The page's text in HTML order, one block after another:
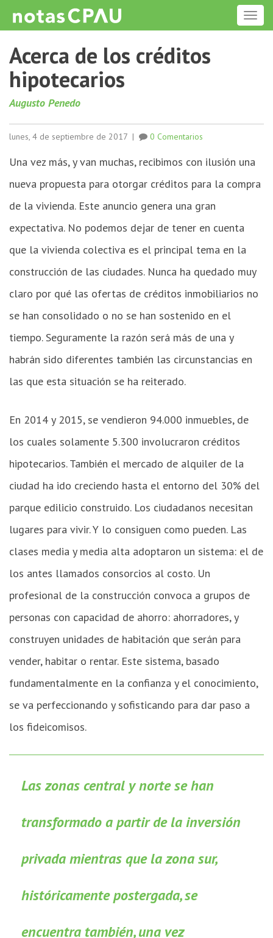
Acerca de los créditos
hipotecarios
Augusto Penedo
lunes, 4 de septiembre de 2017 | 0 Comentarios
Una vez más, y van muchas, recibimos con ilusión una
nueva propuesta para otorgar créditos para la compra
de la vivienda. Este anuncio genera una gran
expectativa. No podemos dejar de tener en cuenta
que la vivienda colectiva es el principal tema en la
construcción de las ciudades. Nunca ha quedado muy
claro por qué las ofertas de créditos inmobiliarios no
se han consolidado o no se han sostenido en el
tiempo. Seguramente la razón será más de una y
habrán sido diferentes también las circunstancias en
las que esta situación se ha reiterado.
En 2014 y 2015, se vendieron 94.000 inmuebles, de
los cuales solamente 5.300 involucraron créditos
hipotecarios. También el mercado de alquiler de la
ciudad ha ido creciendo hasta el entorno del 30% del
parque edilicio construido. Los ciudadanos necesitan
lugares para vivir. Y lo consiguen como pueden. Las
clases media y media alta adoptaron un sistema: el de
los antes llamados consorcios al costo. Un
profesional de la construcción convoca a grupos de
personas con capacidad de ahorro: ahorradores, y
construyen unidades de habitación que serán para
vender, habitar o rentar. Este sistema, basado
fundamentalmente en la confianza y el conocimiento,
se va perfeccionando y sofisticando para dar paso a
los fideicomisos.
Las zonas central y norte se han
transformado a partir de la inversión
privada mientras que la zona sur,
históricamente postergada, se
encuentra también, una vez